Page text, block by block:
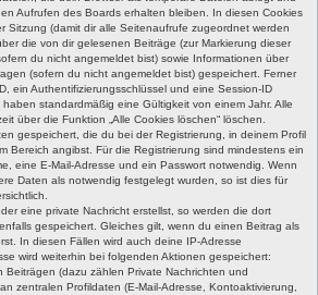
Aufrufen des Boards erhalten bleiben. In diesen Cookies
Sitzung (damit dir alle Seitenaufrufe zugeordnet werden
die von dir gelesenen Beiträge (zur Markierung dieser
du nicht angemeldet bist) sowie Informationen über
(sofern du nicht angemeldet bist) gespeichert. Ferner
ein Authentifizierungsschlüssel und eine Session-ID
standardmäßig eine Gültigkeit von einem Jahr. Alle
über die Funktion „Alle Cookies löschen“ löschen.
gespeichert, die du bei der Registrierung, in deinem Profil
Bereich angibst. Für die Registrierung sind mindestens ein
eine E-Mail-Adresse und ein Passwort notwendig. Wenn
Daten als notwendig festgelegt wurden, so ist dies für
eine private Nachricht erstellst, so werden die dort
gespeichert. Gleiches gilt, wenn du einen Beitrag als
In diesen Fällen wird auch deine IP-Adresse
wird weiterhin bei folgenden Aktionen gespeichert:
Beiträgen (dazu zählen Private Nachrichten und
zentralen Profildaten (E-Mail-Adresse, Kontoaktivierung,